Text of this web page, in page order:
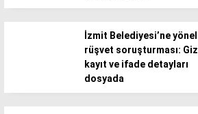
İzmit Belediyesi’ne
rüşvet soruşturması:
kayıt ve ifade detayları
dosyada